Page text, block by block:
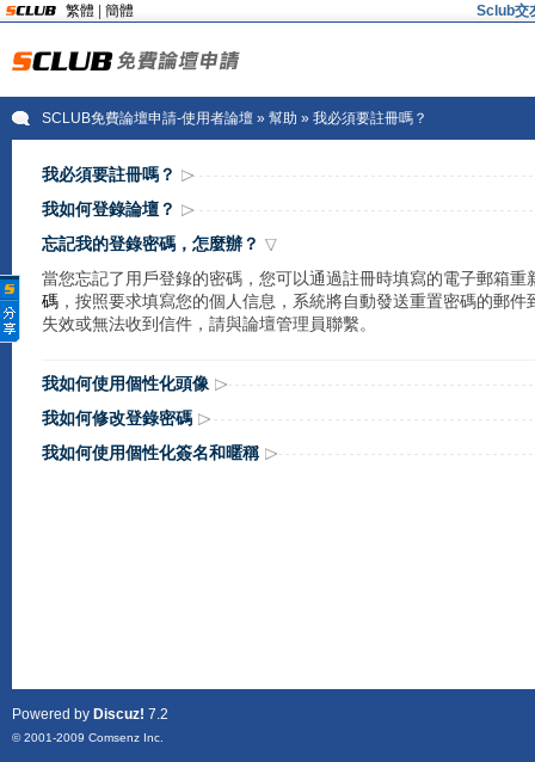
繁體 簡體 Sclub交
SCLUB免費論壇申請-使用者論壇» 幫助 » 我必須要註冊嗎？
我必須要註冊嗎？
我如何登錄論壇？
忘記我的登錄密碼，怎麼辦？
當您忘記了用戶登錄的密碼，您可以通過註冊時填寫的電子郵箱
碼，按照要求填寫您的個人信息，系統將自動發送重置密碼的郵
失效或無法收到信件，請與論壇管理員聯繫。
我如何使用個性化頭像
我如何修改登錄密碼
我如何使用個性化簽名和暱稱
Powered by Discuz! 7.2
© 2001-2009 Comsenz Inc.